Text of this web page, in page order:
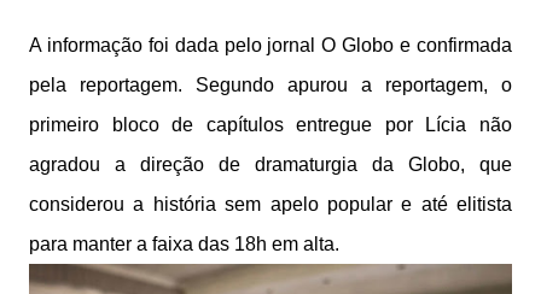
A informação foi dada pelo jornal O Globo e confirmada
pela reportagem. Segundo apurou a reportagem, o
primeiro bloco de capítulos entregue por Lícia não
agradou a direção de dramaturgia da Globo, que
considerou a história sem apelo popular e até elitista
para manter a faixa das 18h em alta.